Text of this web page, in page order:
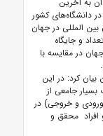
دانشگاه‌های کشور
المللی در جهان
و جایگاه
در مقایسه با
کرد: در این
بسیار جامعی از
و خروجی) در
افراد محقق و